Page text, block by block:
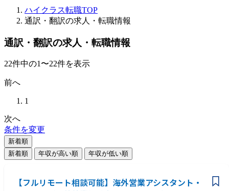
ハイクラス転職TOP
通訳・翻訳の求人・転職情報
通訳・翻訳の求人・転職情報
22件中の1〜22件を表示
前へ
1
次へ
条件を変更
新着順
新着順
年収が高い順 年収が低い順
【フルリモート相談可能】海外営業アシスタント・